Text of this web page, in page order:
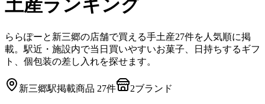
土産ランキング
ららぽーと新三郷の店舗で買える手土産27件を人気順に掲
載。駅近・施設内で当日買いやすいお菓子、日持ちするギフ
ト、個包装の差し入れを探せます。
新三郷駅掲載商品 27件 2ブランド